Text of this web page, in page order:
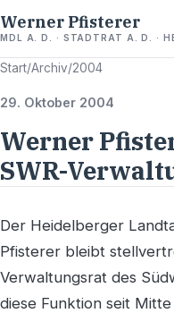
Werner Pfisterer
MDL A. D. · STADTRAT A. D. ·
Start/Archiv/2004
29. Oktober 2004
Werner
SWR-
Der Heidelberger
Pfisterer bleibt
Verwaltungsrat des
diese Funktion seit